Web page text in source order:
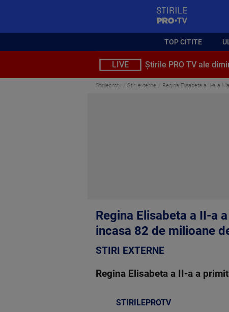
TOP CITITE
LIVE Știrile PRO TV ale
Stirileprotv Stiri externe Regina Elisabeta a II-a a
Regina Elisabeta a II-a
incasa 82 de milioane
STIRI EXTERNE
Regina Elisabeta a II-a a
STIRILEPROTV